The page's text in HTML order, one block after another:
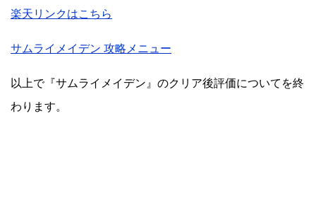
楽天リンクはこちら
サムライメイデン 攻略メニュー
以上で『サムライメイデン』のクリア後評価についてを終
わります。